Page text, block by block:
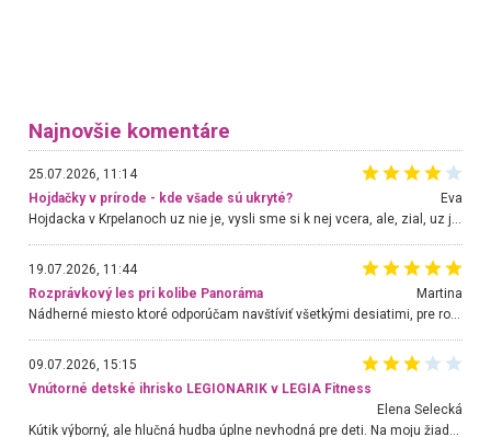
Najnovšie komentáre
25.07.2026, 11:14
Hojdačky v prírode - kde všade sú ukryté?
Eva
Hojdacka v Krpelanoch uz nie je, vysli sme si k nej vcera, ale, zial, uz je znicena. Ak sem planujete cestu len kvoli hojdacke, mozete si ju usetrit. Krasny vyhlad je tu vsak aj bez hojdacky :-)
19.07.2026, 11:44
Rozprávkový les pri kolibe Panoráma
Martina
Nádherné miesto ktoré odporúčam navštíviť všetkými desiatimi, pre rodiny s deťmi, dôchodcom... Proste a jednoducho ozaj rozprávkový les.. určite ešte prídeme. Odniesli sme si na pamiatku krásne tričká,
09.07.2026, 15:15
Vnútorné detské ihrisko LEGIONARIK v LEGIA Fitness
Elena Selecká